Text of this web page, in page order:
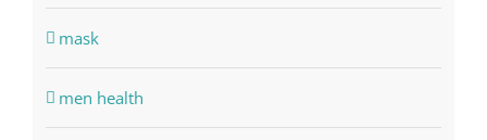
mask
men health